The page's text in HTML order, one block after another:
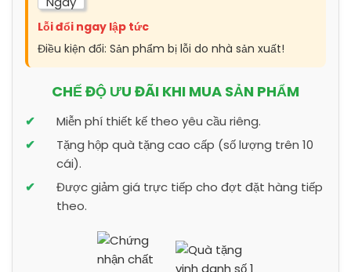
Lỗi đổi ngay lập tức
Điều kiện đổi: Sản phẩm bị lỗi do nhà sản xuất!
CHẾ ĐỘ ƯU ĐÃI KHI MUA SẢN PHẨM
Miễn phí thiết kế theo yêu cầu riêng.
Tặng hộp quà tặng cao cấp (số lượng trên 10
cái).
Được giảm giá trực tiếp cho đợt đặt hàng tiếp
theo.